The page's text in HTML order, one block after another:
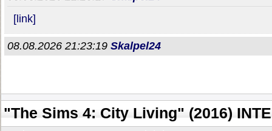
"The Sims 4: City Living" (2016)